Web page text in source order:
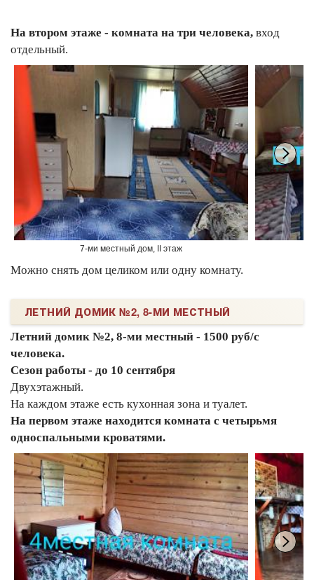
На втором этаже - комната на три человека, вход
отдельный.
7-ми местный дом, II этаж
Можно снять дом целиком или одну комнату.
ЛЕТНИЙ ДОМИК №2, 8-МИ МЕСТНЫЙ
Летний домик №2, 8-ми местный - 1500 руб/с
человека.
Сезон работы - до 10 сентября
Двухэтажный.
На каждом этаже есть кухонная зона и туалет.
На первом этаже находится комната с четырьмя
односпальными кроватями.